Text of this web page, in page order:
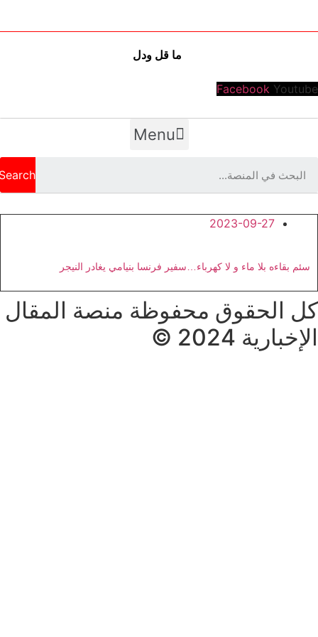
ما قل ودل
Facebook Youtube
Menu
2023-09-27
سئم بقاءه بلا ماء و لا كهرباء…سفير فرنسا بنيامي يغادر النيجر
كل الحقوق محفوظة منصة المقال
الإخبارية 2024 ©